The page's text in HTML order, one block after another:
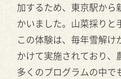
加するため、東京駅から
かいました。山菜採りと
この体験は、毎年雪解
かけて実施されており
多くのプログラムの中で